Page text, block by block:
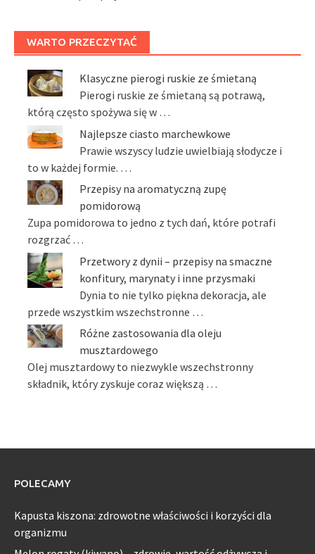
WARTO PRZECZYTAĆ
Klasyczne pierogi ruskie ze śmietaną
Pierogi ruskie ze śmietaną są potrawą,
którą często spożywa się w …
Najlepsze ciasto marchewkowe
Prawie wszyscy ludzie uwielbiają słodycze i
to w każdej formie. …
Przepisy na aromatyczną zupę
pomidorową
Zupa pomidorowa to jedno z tych dań, które potrafi
rozgrzać …
Przetwory z dynii – przepisy na smaczne
konfitury, marynaty i inne przysmaki
Dynia to nie tylko piękna dekoracja, ale
przede wszystkim wszechstronne …
Różne zastosowania dla oleju
musztardowego
Olej musztardowy to niezwykle wszechstronny
składnik, który zyskuje coraz większą …
POLECAMY
Kapusta kiszona: zdrowotne właściwości i korzyści dla
organizmu